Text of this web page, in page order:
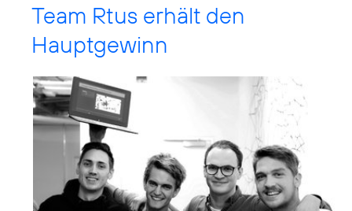
Team Rtus erhält den
Hauptgewinn